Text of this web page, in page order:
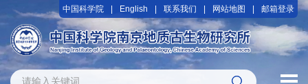
中国科学院 English 联系我们 网站地图 邮箱登录